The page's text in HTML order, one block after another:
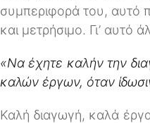
συμπεριφορά του, αυτό
και μετρήσιμο. Γι’ αυτό
«Να έχητε καλήν την
καλών έργων, όταν
Καλή διαγωγή, καλά